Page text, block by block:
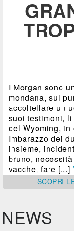
I Morgan sono
mondana, sul
accoltellare un
suoi testimoni,
del Wyoming,
Imbarazzo dei
insieme,
bruno,
vacche, fare [...]
SCOPRI
NEWS